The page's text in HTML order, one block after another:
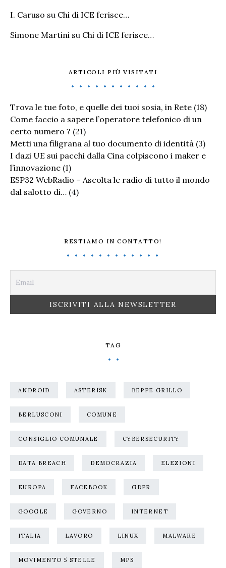
I. Caruso su Chi di ICE ferisce…
Simone Martini su Chi di ICE ferisce…
ARTICOLI PIÙ VISITATI
Trova le tue foto, e quelle dei tuoi sosia, in Rete (18)
Come faccio a sapere l’operatore telefonico di un
certo numero ? (21)
Metti una filigrana al tuo documento di identità (3)
I dazi UE sui pacchi dalla Cina colpiscono i maker e
l’innovazione (1)
ESP32 WebRadio – Ascolta le radio di tutto il mondo
dal salotto di… (4)
RESTIAMO IN CONTATTO!
TAG
ANDROID ASTERISK BEPPE GRILLO
BERLUSCONI COMUNE
CONSIGLIO COMUNALE CYBERSECURITY
DATA BREACH DEMOCRAZIA ELEZIONI
EUROPA FACEBOOK GDPR
GOOGLE GOVERNO INTERNET
ITALIA LAVORO LINUX MALWARE
MOVIMENTO 5 STELLE MPS